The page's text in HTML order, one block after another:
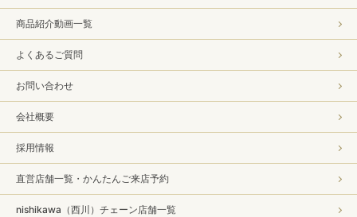
商品紹介動画一覧
よくあるご質問
お問い合わせ
会社概要
採用情報
直営店舗一覧・かんたんご来店予約
nishikawa（西川）チェーン店舗一覧